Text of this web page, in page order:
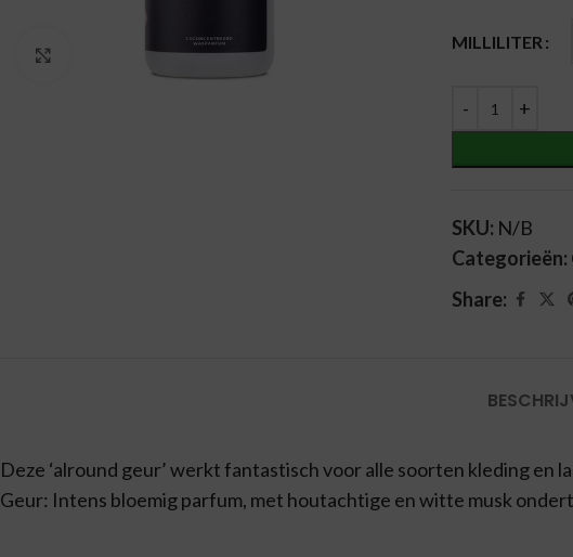
Vergroten
MILLILITER
Alternative:
SKU: N/B
Categorieën:
Share:
Deze ‘alround geur’ werkt fantastisch voor alle soorten kleding
Geur: Intens bloemig parfum, met houtachtige en witte musk